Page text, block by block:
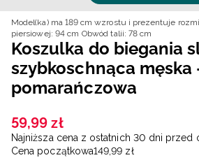
Model(ka) ma 189 cm wzrostu i prezentuje
piersiowej: 94 cm Obwód talii: 78 cm
Koszulka do biegania
szybkoschnąca męska
pomarańczowa
59,99 zł
Najniższa cena z ostatnich 30 dni przed
Cena początkowa149,99 zł